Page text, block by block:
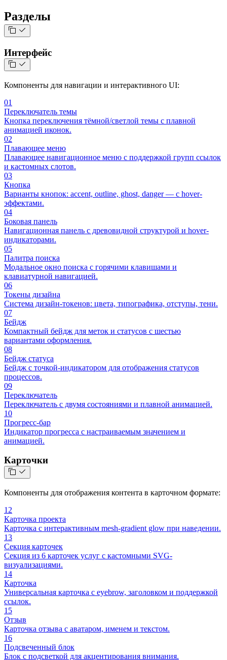
Разделы
Интерфейс
Компоненты для навигации и интерактивного UI:
01
Переключатель темы
Кнопка переключения тёмной/светлой темы с плавной
анимацией иконок.
02
Плавающее меню
Плавающее навигационное меню с поддержкой групп ссылок
и кастомных слотов.
03
Кнопка
Варианты кнопок: accent, outline, ghost, danger — с hover-
эффектами.
04
Боковая панель
Навигационная панель с древовидной структурой и hover-
индикаторами.
05
Палитра поиска
Модальное окно поиска с горячими клавишами и
клавиатурной навигацией.
06
Токены дизайна
Система дизайн-токенов: цвета, типографика, отступы, тени.
07
Бейдж
Компактный бейдж для меток и статусов с шестью
вариантами оформления.
08
Бейдж статуса
Бейдж с точкой-индикатором для отображения статусов
процессов.
09
Переключатель
Переключатель с двумя состояниями и плавной анимацией.
10
Прогресс-бар
Индикатор прогресса с настраиваемым значением и
анимацией.
Карточки
Компоненты для отображения контента в карточном формате:
12
Карточка проекта
Карточка с интерактивным mesh-gradient glow при наведении.
13
Секция карточек
Секция из 6 карточек услуг с кастомными SVG-
визуализациями.
14
Карточка
Универсальная карточка с eyebrow, заголовком и поддержкой
ссылок.
15
Отзыв
Карточка отзыва с аватаром, именем и текстом.
16
Подсвеченный блок
Блок с подсветкой для акцентирования внимания.